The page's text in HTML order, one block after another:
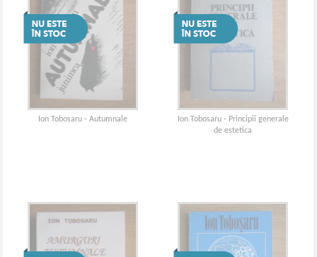
Ion Tobosaru - Autumnale
Ion Tobosaru - Principii generale
de estetica